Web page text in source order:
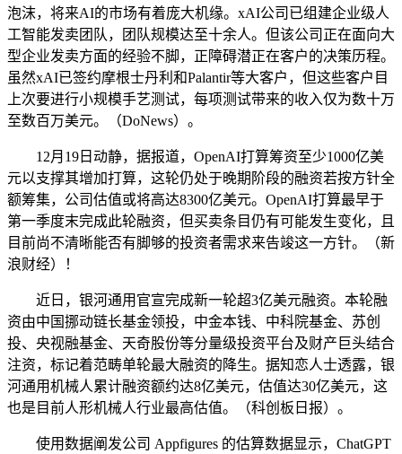
泡沫，将来AI的市场有着庞大机缘。xAI公司已组建企业级人
工智能发卖团队，团队规模达至十余人。但该公司正在面向大
型企业发卖方面的经验不脚，正障碍潜正在客户的决策历程。
虽然xAI已签约摩根士丹利和Palantir等大客户，但这些客户目
上次要进行小规模手艺测试，每项测试带来的收入仅为数十万
至数百万美元。（DoNews）。
12月19日动静，据报道，OpenAI打算筹资至少1000亿美
元以支撑其增加打算，这轮仍处于晚期阶段的融资若按方针全
额筹集，公司估值或将高达8300亿美元。OpenAI打算最早于
第一季度末完成此轮融资，但买卖条目仍有可能发生变化，且
目前尚不清晰能否有脚够的投资者需求来告竣这一方针。（新
浪财经）！
近日，银河通用官宣完成新一轮超3亿美元融资。本轮融
资由中国挪动链长基金领投，中金本钱、中科院基金、苏创
投、央视融基金、天奇股份等分量级投资平台及财产巨头结合
注资，标记着范畴单轮最大融资的降生。据知恋人士透露，银
河通用机械人累计融资额约达8亿美元，估值达30亿美元，这
也是目前人形机械人行业最高估值。（科创板日报）。
使用数据阐发公司 Appfigures 的估算数据显示，ChatGPT